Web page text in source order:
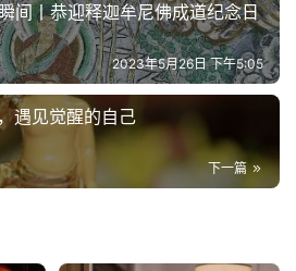
间丨恭迎释迦牟尼佛成道纪念日
2023年5月26日 下午5:05
遇见觉醒的自己
下一篇